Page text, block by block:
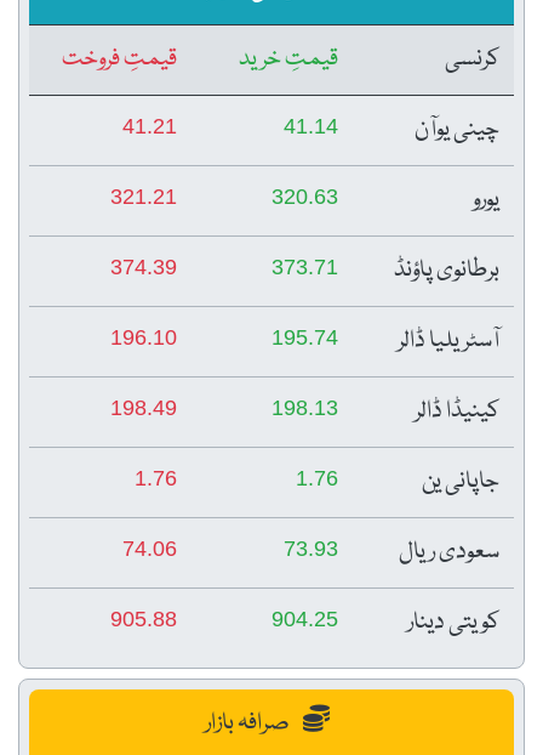
کرنسی
قیمتِ خرید
قیمتِ فروخت
چینی یوآن
41.14
41.21
یورو 320.63
321.21
برطانوی پاؤنڈ 373.71
374.39
آسٹریلیا ڈالر 195.74
196.10
کینیڈا ڈالر 198.13
198.49
جاپانی ین 1.76
1.76
سعودی ریال 73.93
74.06
کویتی دینار 904.25
905.88
صرافہ بازار